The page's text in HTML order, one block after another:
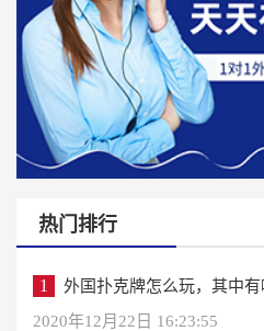
热门排行
1
外国扑克牌怎么玩，其中有
2020年12月22日 16:23:55